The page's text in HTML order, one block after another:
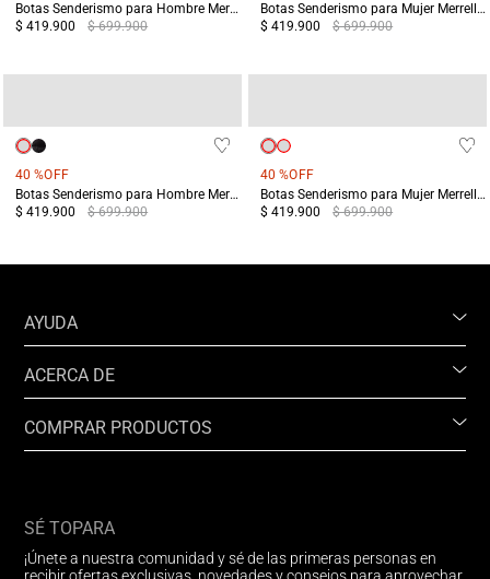
Botas Senderismo para Hombre Merrell Yokota 3 MID GTX Negras
$ 419.900
$ 699.900
Botas Senderismo para Mujer Merrell Yokota 3 MID GTX Beige
$ 419.900
$ 699.900
40 %OFF
Botas Senderismo para Hombre Merrell Yokota 3 MID GTX Verdes
$ 419.900
$ 699.900
40 %OFF
Botas Senderismo para Mujer Merrell Yokota 3 MID GTX Azul Claro
$ 419.900
$ 699.900
AYUDA
ACERCA DE
COMPRAR PRODUCTOS
SÉ TOPARA
¡Únete a nuestra comunidad y sé de las primeras personas en